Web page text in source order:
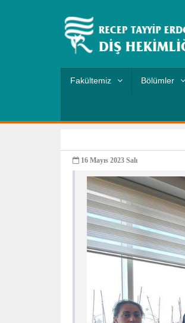
Fakültemiz Bölümler
16 Mayıs 2023 Salı